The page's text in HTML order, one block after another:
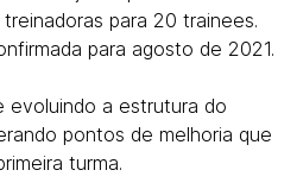
para 20 trainees.
para agosto de 2021.
evoluindo a estrutura do
pontos de melhoria que
turma.